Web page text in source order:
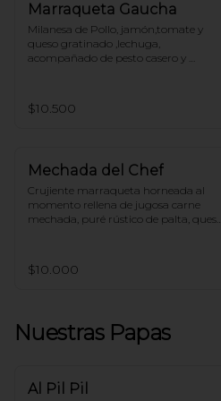
Marraqueta Gaucha
Milanesa de Pollo, jamón,tomate y
queso gratinado ,lechuga,
acompañado de pesto casero y
$10.500
Mechada del Chef
Crujiente marraqueta horneada al
momento rellena de jugosa carne
mechada, puré rústico de palta, queso
papas fritas.
$10.000
Nuestras Papas
Al Pil Pil